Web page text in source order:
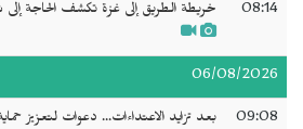
08:14 خريطة الطريق إلى غزة تكشف الحاجة إلى
06/08/2026
09:08
بعد تزايد الاعتداءات... دعوات لتعزيز